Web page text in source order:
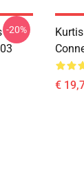
-20%
€